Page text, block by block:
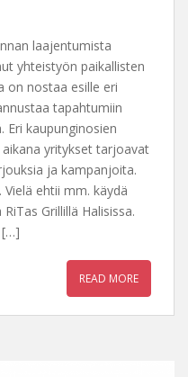
laajentumista
yhteistyön paikallisten
on nostaa esille eri
tapahtumiin
Eri kaupunginosien
yritykset tarjoavat
ja kampanjoita.
ehtii mm. käydä
Grillillä Halisissa.
[…]
READ MORE